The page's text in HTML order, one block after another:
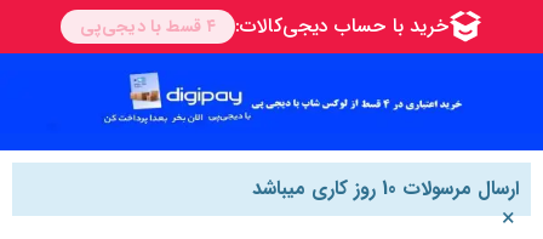
ارسال مرسولات 10 روز کاری میباشد
×